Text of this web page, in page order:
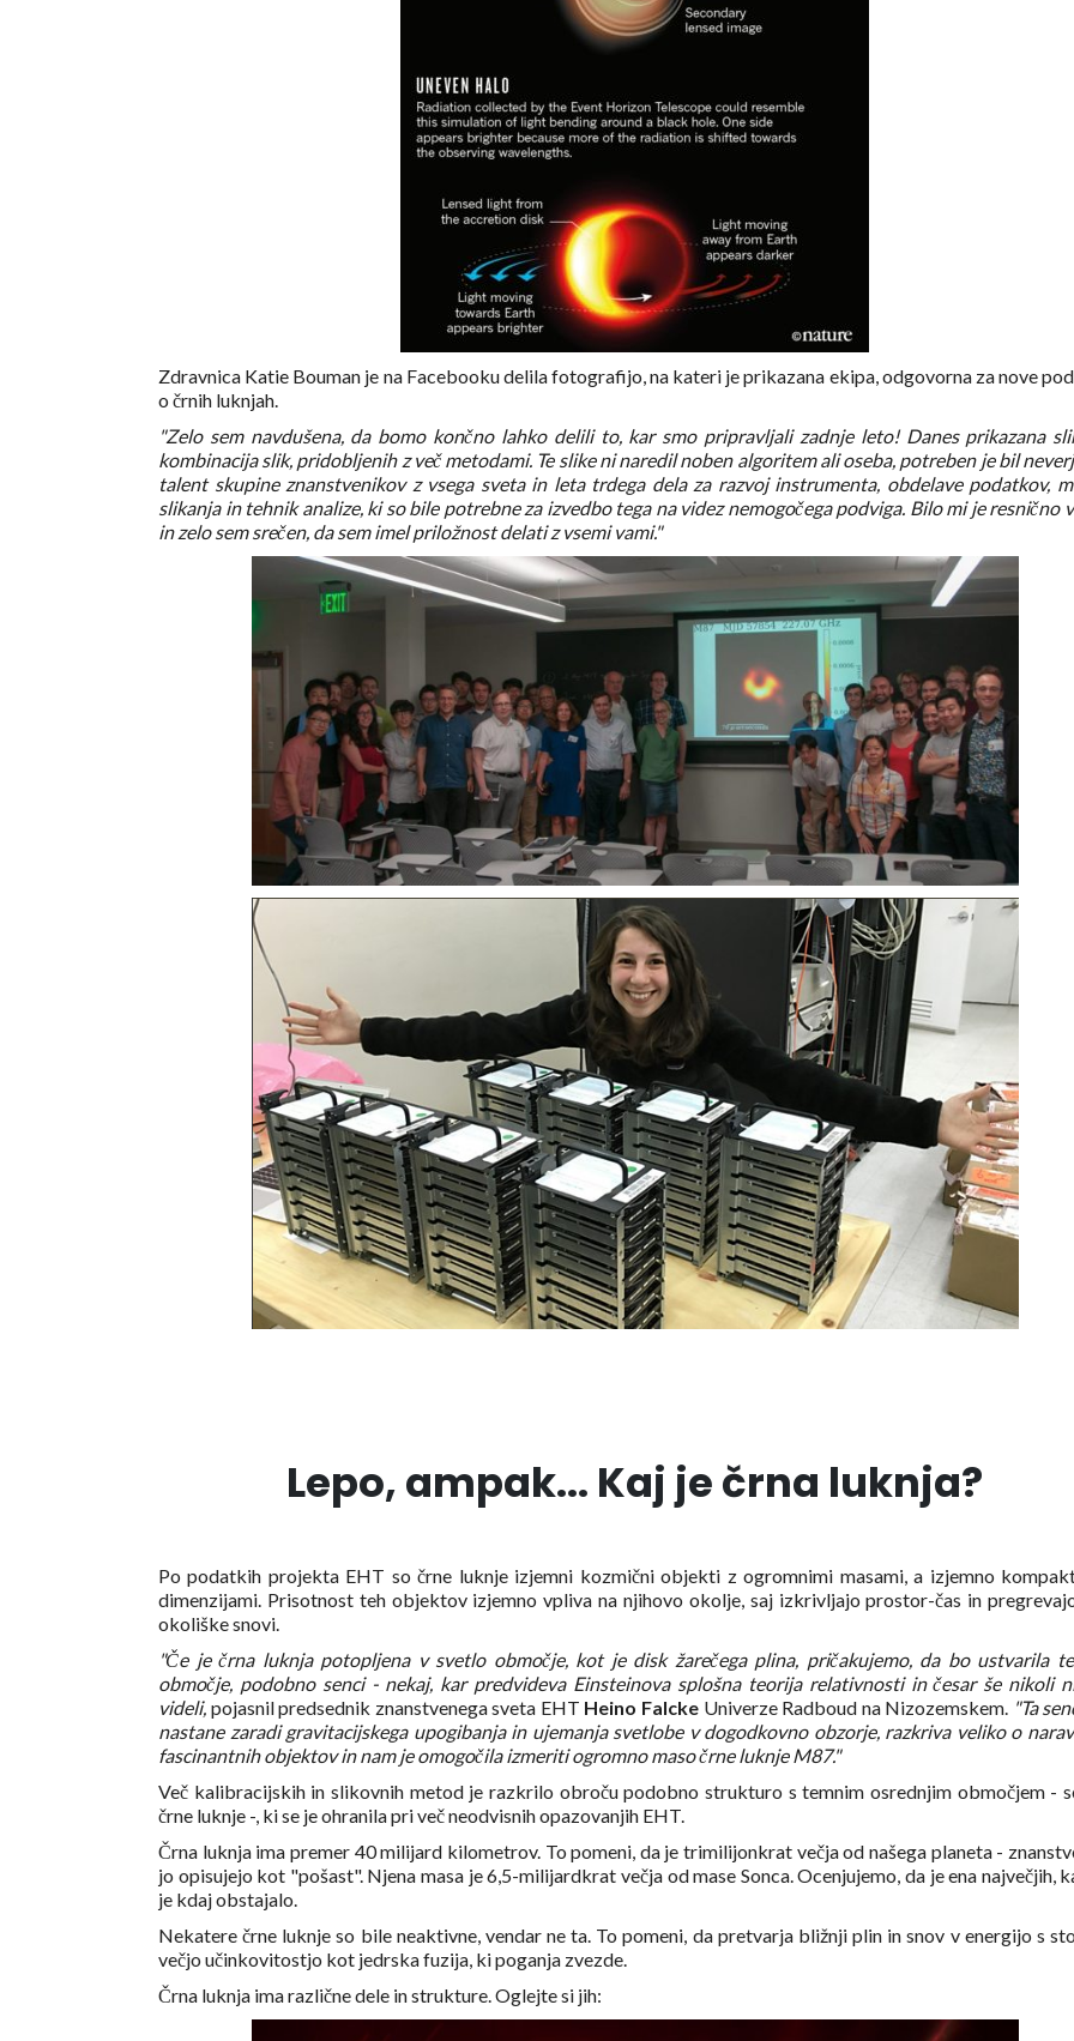
Zdravnica Katie Bouman je na Facebooku delila fotografijo, na kateri je prikazana ekipa, odgovorna za nove
o črnih luknjah.
"Zelo sem navdušena, da bomo končno lahko delili to, kar smo pripravljali zadnje leto! Danes prikazana
kombinacija slik, pridobljenih z več metodami. Te slike ni naredil noben algoritem ali oseba, potreben je bil
talent skupine znanstvenikov z vsega sveta in leta trdega dela za razvoj instrumenta, obdelave podatkov,
slikanja in tehnik analize, ki so bile potrebne za izvedbo tega na videz nemogočega podviga. Bilo mi je resnično
in zelo sem srečen, da sem imel priložnost delati z vsemi vami."
Lepo, ampak... Kaj je črna luknja?
Po podatkih projekta EHT so črne luknje izjemni kozmični objekti z ogromnimi masami, a izjemno
dimenzijami. Prisotnost teh objektov izjemno vpliva na njihovo okolje, saj izkrivljajo prostor-čas in
okoliške snovi.
"Če je črna luknja potopljena v svetlo območje, kot je disk žarečega plina, pričakujemo, da bo ustvarila
območje, podobno senci - nekaj, kar predvideva Einsteinova splošna teorija relativnosti in česar še nikoli
videli, pojasnil predsednik znanstvenega sveta EHT Heino Falcke Univerze Radboud na Nizozemskem. "Ta
nastane zaradi gravitacijskega upogibanja in ujemanja svetlobe v dogodkovno obzorje, razkriva veliko o
fascinantnih objektov in nam je omogočila izmeriti ogromno maso črne luknje M87."
Več kalibracijskih in slikovnih metod je razkrilo obroču podobno strukturo s temnim osrednjim območjem -
črne luknje -, ki se je ohranila pri več neodvisnih opazovanjih EHT.
Črna luknja ima premer 40 milijard kilometrov. To pomeni, da je trimilijonkrat večja od našega planeta -
jo opisujejo kot "pošast". Njena masa je 6,5-milijardkrat večja od mase Sonca. Ocenjujemo, da je ena največjih,
je kdaj obstajalo.
Nekatere črne luknje so bile neaktivne, vendar ne ta. To pomeni, da pretvarja bližnji plin in snov v energijo s
večjo učinkovitostjo kot jedrska fuzija, ki poganja zvezde.
Črna luknja ima različne dele in strukture. Oglejte si jih: